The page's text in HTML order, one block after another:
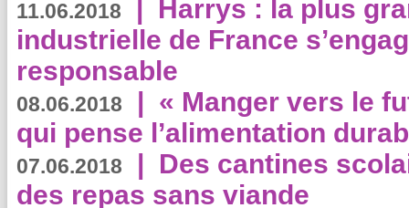
11.06.2018 | Harrys : la plus
industrielle de France
responsable
08.06.2018 | « Manger vers le
qui pense l’alimentation
07.06.2018 | Des cantines
des repas sans viande